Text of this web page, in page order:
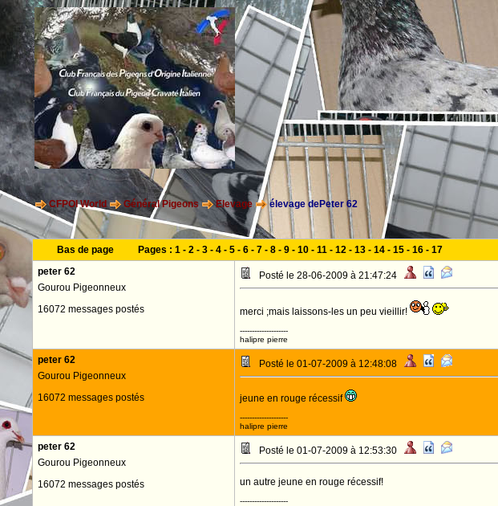
CFPOI World Général Pigeons Elevage élevage dePeter 62
Bas de page Pages : 1- 2- 3- 4- 5- 6- 7- 8- 9- 10- 11- 12- 13- 14- 15- 16- 17
peter 62
Gourou Pigeonneux
16072 messages postés
Posté le 28-06-2009 à 21:47:24
merci ;mais laissons-les un peu vieillir!
--------------------
halipre pierre
peter 62
Gourou Pigeonneux
16072 messages postés
Posté le 01-07-2009 à 12:48:08
jeune en rouge récessif
--------------------
halipre pierre
peter 62
Gourou Pigeonneux
16072 messages postés
Posté le 01-07-2009 à 12:53:30
un autre jeune en rouge récessif!
--------------------